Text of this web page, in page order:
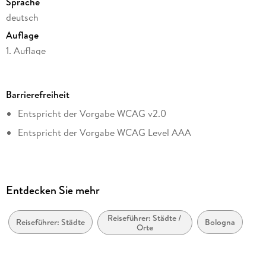
Unser Special-Tipp: Erstellen Sie Ihren persönlichen
deutsch
Auflage
1. Auflage
Dateigröße
15,22 MB
Reihe
Sibylle Lauth
MairDuMont
Kopierschutz
Barrierefreiheit
Entspricht der Vorgabe WCAG v2.0
Entspricht der Vorgabe WCAG Level AAA
Entdecken Sie mehr
Reiseführer: Städte
Reiseführer: Städte /
Orte
Bologna